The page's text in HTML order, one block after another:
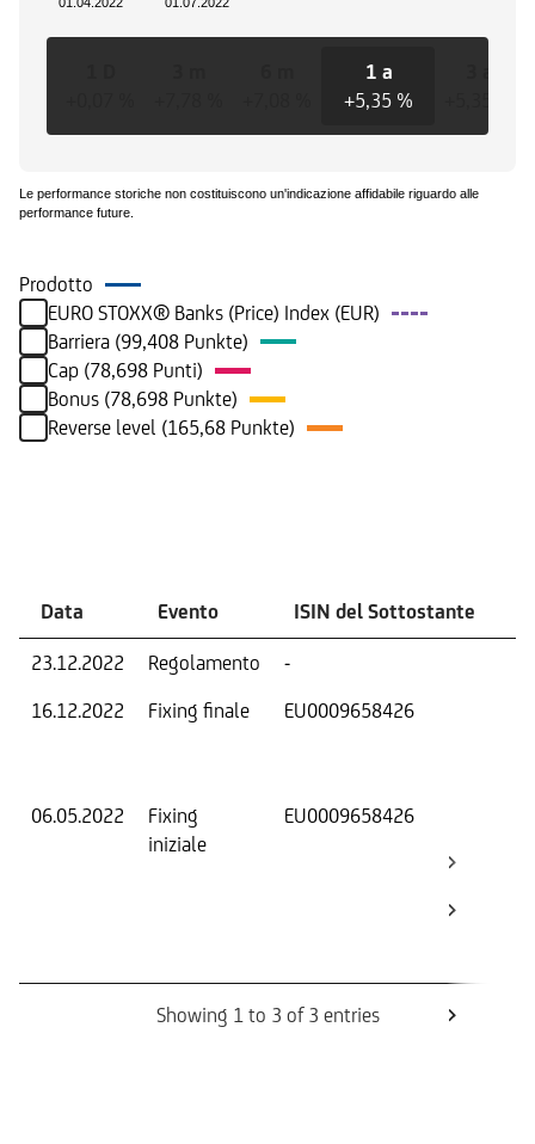
1 a
+5,35 %
Le performance storiche non costituiscono un'indicazione affidabile riguardo alle
performance future.
Prodotto
EURO STOXX® Banks (Price) Index (EUR)
Barriera (99,408 Punkte)
Cap (78,698 Punti)
Bonus (78,698 Punkte)
Reverse level (165,68 Punkte)
Data Evento ISIN del Sottostante
23.12.2022 Regolamento -
16.12.2022
Fixing finale EU0009658426
06.05.2022
Fixing
iniziale
EU0009658426
Showing 1 to 3 of 3 entries